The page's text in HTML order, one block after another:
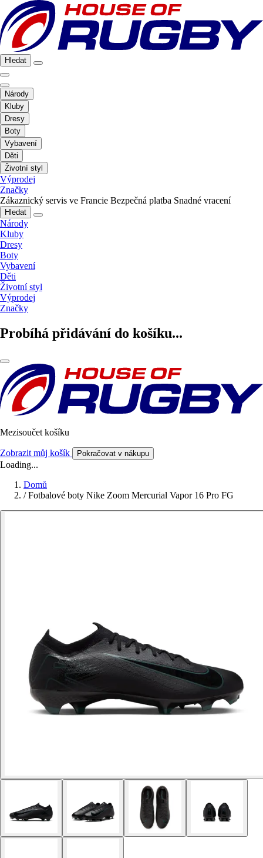
Hledat
Národy
Kluby
Dresy
Boty
Vybavení
Děti
Životní styl
Výprodej
Značky
Zákaznický servis ve Francie Bezpečná platba Snadné vracení
Hledat
Národy
Kluby
Dresy
Boty
Vybavení
Děti
Životní styl
Výprodej
Značky
Probíhá přidávání do košíku...
Mezisoučet košíku
Zobrazit můj košík Pokračovat v nákupu
Loading...
Domů
/ Fotbalové boty Nike Zoom Mercurial Vapor 16 Pro FG